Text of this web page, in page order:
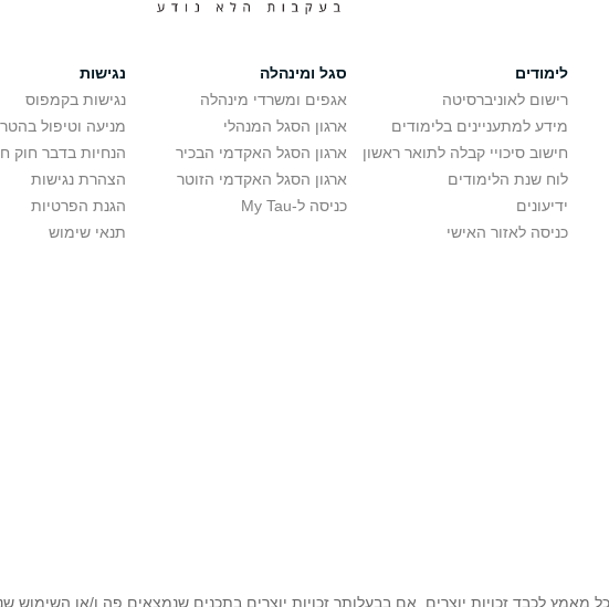
לימודים
רישום לאוניברסיטה
מידע למתעניינים בלימודים
חישוב סיכויי קבלה לתואר ראשון
לוח שנת הלימודים
ידיעונים
כניסה לאזור האישי
סגל ומינהלה
אגפים ומשרדי מינהלה
ארגון הסגל המנהלי
ארגון הסגל האקדמי הבכיר
ארגון הסגל האקדמי הזוטר
כניסה ל-My Tau
נגישות
נגישות בקמפוס
מניעה וטיפול
הנחיות בדבר חוק
הצהרת נגישות
הגנת הפרטיות
תנאי שימוש
מאמץ לכבד זכויות יוצרים. אם בבעלותך זכויות יוצרים בתכנים שנמצאים פה ו/או השימוש